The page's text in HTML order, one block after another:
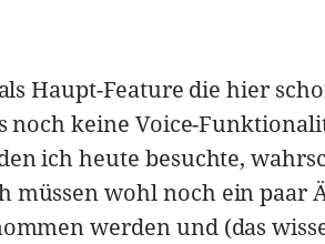
Haupt-Feature die hier
noch keine Voice-
ich heute besuchte,
müssen wohl noch ein paar
werden und (das